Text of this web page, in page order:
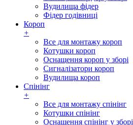
Вудилища фідер
Фідер годівниці
Короп
+
Все для монтажу короп
Котушки короп
Оснащення короп у зборі
Сигналізатори короп
Вудилища короп
Спінінг
+
Все для монтажу спінінг
Котушки спінінг
Оснащення спінінг у зборі